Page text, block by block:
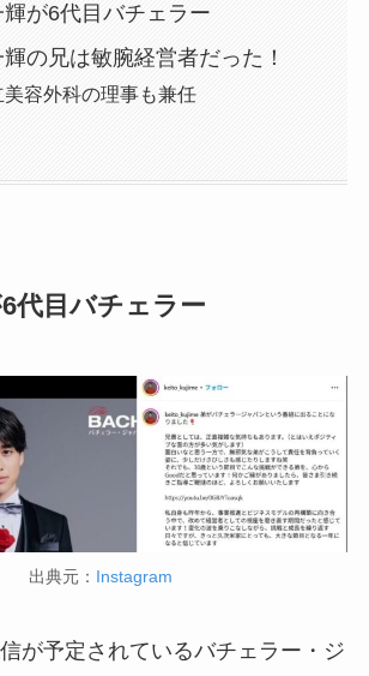
が6代目バチェラー
の兄は敏腕経営者だった！
美容外科の理事も兼任
代目バチェラー
出典元： Instagram
が予定されているバチェラー・ジ